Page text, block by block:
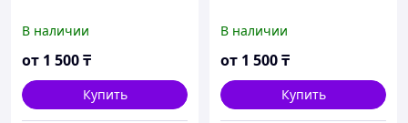
В наличии
от 1 500₸
Купить
В наличии
от 1 500₸
Купить